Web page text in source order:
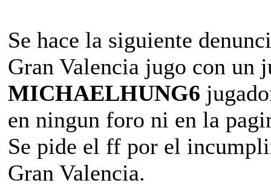
Se hace la siguiente
Gran Valencia jugo con un
MICHAELHUNG6
en ningun foro ni en la
Se pide el ff por el
Gran Valencia.